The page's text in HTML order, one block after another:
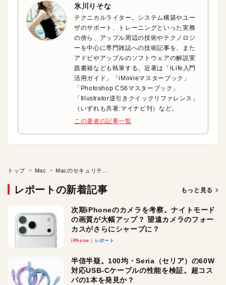
氷川りそな
テクニカルライター。システム構築やユー
ザのサポート、トレーニングといった実務
の傍ら、アップル周辺の技術やテクノロジ
ーを中心に専門雑誌への技術記事を、また
アドビやアップルのソフトウェアの解説実
践書籍なども執筆する。近著は「iLife入門
活用ガイド」「iMovieマスターブック」
「Photoshop CS6マスターブック」
「Illustrator逆引きクイックリファレンス」
（いずれも共著:マイナビ刊）など。
この著者の記事一覧
トップ Mac
レポートの新着記事 もっと見る
次期iPhoneのカメラを考察。ナイトモード
の画質が大幅アップ？ 望遠カメラのフォー
カスがさらにシャープに？
iPhone レポート
半信半疑。100均・Seria（セリア）の60W
対応USB-Cケーブルの性能を検証。超コス
パの1本を発見か？